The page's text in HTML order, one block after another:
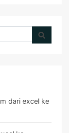
dari excel ke